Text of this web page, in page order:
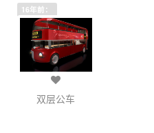
16年前：
双层公车